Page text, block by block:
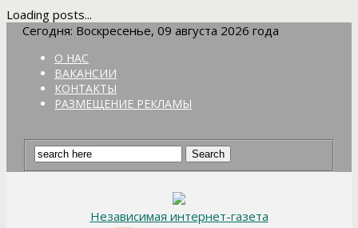
Loading posts...
Сегодня: Воскресенье, 09 августа 2026 года
О НАС
ВАКАНСИИ
КОНТАКТЫ
РАЗМЕЩЕНИЕ РЕКЛАМЫ
Независимая интернет-газета